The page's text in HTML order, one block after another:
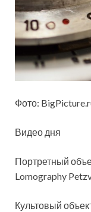
Фото:
Видео дня
Портретный
Lomog­ra­phy
Культовый